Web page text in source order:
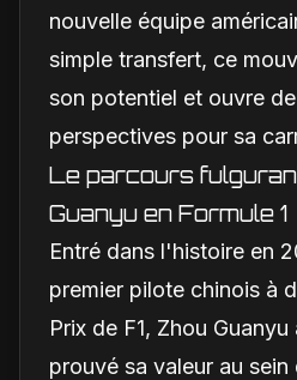
nouvelle équipe
simple transfert, ce
son potentiel et ouvre
perspectives pour sa
Le parcours
Guanyu en Formule 1
Entré dans l'histoire en
premier pilote chinois à
Prix de F1, Zhou
prouvé sa valeur au